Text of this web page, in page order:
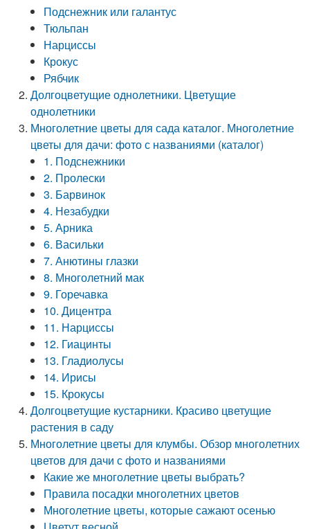
Подснежник или галантус
Тюльпан
Нарциссы
Крокус
Рябчик
Долгоцветущие однолетники. Цветущие
однолетники
Многолетние цветы для сада каталог. Многолетние
цветы для дачи: фото с названиями (каталог)
1. Подснежники
2. Пролески
3. Барвинок
4. Незабудки
5. Арника
6. Васильки
7. Анютины глазки
8. Многолетний мак
9. Горечавка
10. Дицентра
11. Нарциссы
12. Гиацинты
13. Гладиолусы
14. Ирисы
15. Крокусы
Долгоцветущие кустарники. Красиво цветущие
растения в саду
Многолетние цветы для клумбы. Обзор многолетних
цветов для дачи с фото и названиями
Какие же многолетние цветы выбрать?
Правила посадки многолетних цветов
Многолетние цветы, которые сажают осенью